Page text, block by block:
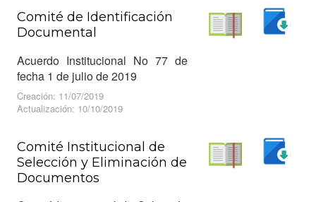
Comité de Identificación
Documental
Acuerdo Institucional No 77 de
fecha 1 de julio de 2019
Creación: 11/07/2019
Actualización: 10/10/2019
Comité Institucional de
Selección y Eliminación de
Documentos